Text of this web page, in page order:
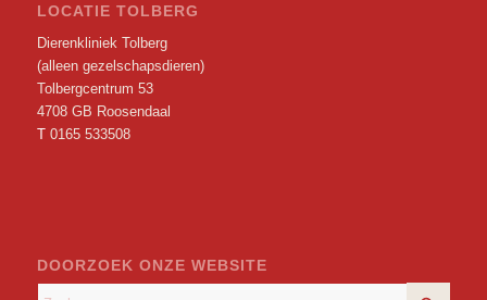
LOCATIE TOLBERG
Dierenkliniek Tolberg
(alleen gezelschapsdieren)
Tolbergcentrum 53
4708 GB Roosendaal
T 0165 533508
DOORZOEK ONZE WEBSITE